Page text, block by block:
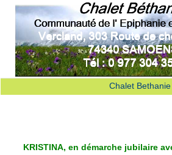
Chalet Bethanie
KRISTINA, en démarche jubilaire